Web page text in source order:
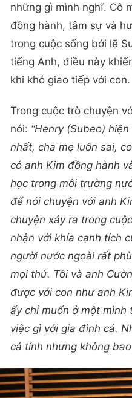
những gì mình nghĩ. Cô
đồng hành, tâm sự và
trong cuộc sống bởi lẽ
tiếng Anh, điều này
khi khó giao tiếp với con.
Trong cuộc trò chuyện
nói: “Henry (Subeo)
nhất, cha mẹ luôn sai,
có anh Kim đồng hành
học trong môi trường
để nói chuyện với anh
chuyện xảy ra trong
nhận với khía cạnh tích
người nước ngoài rất
mọi thứ. Tôi và anh
được với con như anh
ấy chỉ muốn ở một mình
việc gì với gia đình cả.
cá tính nhưng không